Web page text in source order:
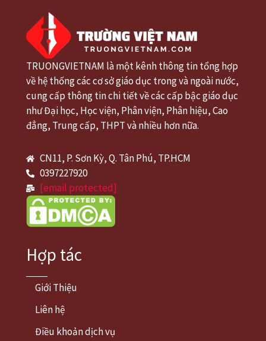
TRUONGVIETNAM là một kênh thông tin tổng hợp
về hệ thống các cơ sở giáo dục trong và ngoài nước,
cung cấp thông tin chi tiết về các cấp bậc giáo dục
như Đại học, Học viện, Phân viện, Phân hiệu, Cao
đẳng, Trung cấp, THPT và nhiều hơn nữa.
CN11, P. Sơn Kỳ, Q. Tân Phú, TP.HCM
0397227920
[email protected]
Hợp tác
Giới Thiệu
Liên hệ
Điều khoản dịch vụ